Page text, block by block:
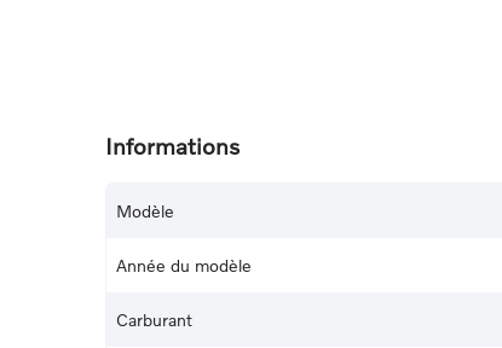
Informations
Modèle
Année du modèle
Carburant